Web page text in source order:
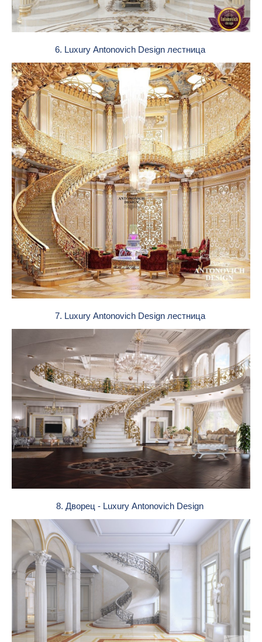
6. Luxury Antonovich Design лестница
7. Luxury Antonovich Design лестница
8. Дворец - Luxury Antonovich Design